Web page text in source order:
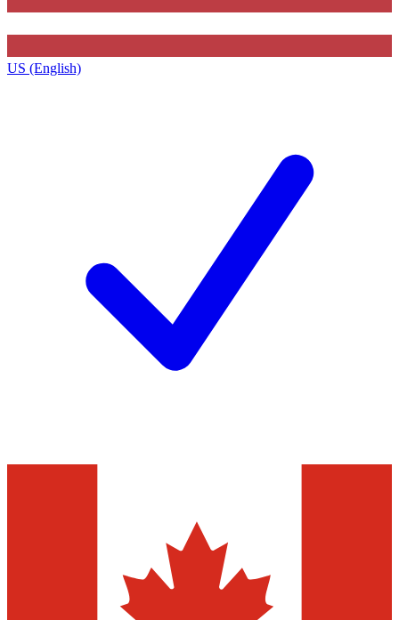
US (English)